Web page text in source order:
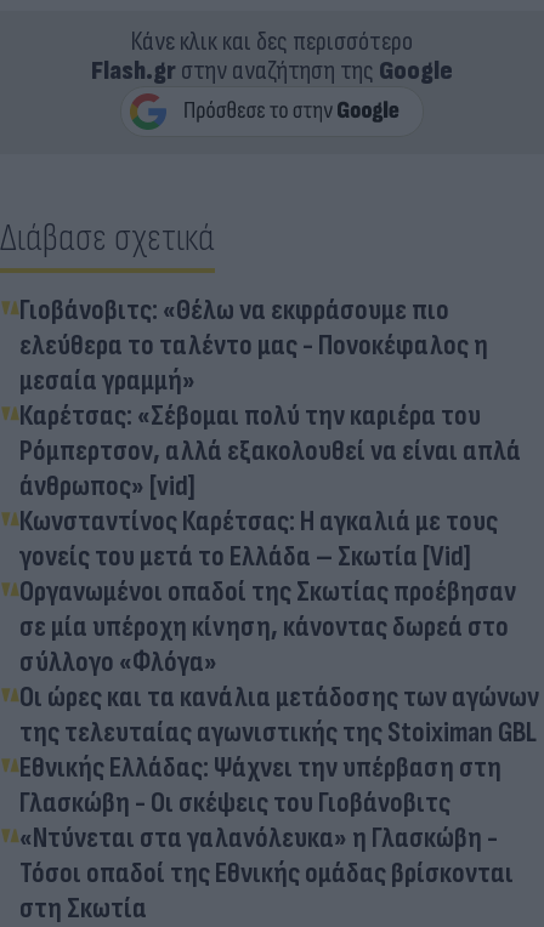
Κάνε κλικ και δες περισσότερο
Flash.grστην αναζήτηση της Google
Διάβασε σχετικά
Γιοβάνοβιτς: «Θέλω να εκφράσουμε πιο
ελεύθερα το ταλέντο μας - Πονοκέφαλος η
μεσαία γραμμή»
Καρέτσας: «Σέβομαι πολύ την καριέρα του
Ρόμπερτσον, αλλά εξακολουθεί να είναι απλά
άνθρωπος» [vid]
Κωνσταντίνος Καρέτσας: Η αγκαλιά με τους
γονείς του μετά το Ελλάδα – Σκωτία [Vid]
Οργανωμένοι οπαδοί της Σκωτίας προέβησαν
σε μία υπέροχη κίνηση, κάνοντας δωρεά στο
σύλλογο «Φλόγα»
Οι ώρες και τα κανάλια μετάδοσης των αγώνων
της τελευταίας αγωνιστικής της Stoiximan GBL
Εθνικής Ελλάδας: Ψάχνει την υπέρβαση στη
Γλασκώβη - Οι σκέψεις του Γιοβάνοβιτς
«Ντύνεται στα γαλανόλευκα» η Γλασκώβη -
Τόσοι οπαδοί της Εθνικής ομάδας βρίσκονται
στη Σκωτία